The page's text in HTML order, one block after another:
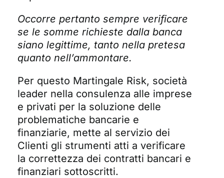
Occorre pertanto sempre verificare
se le somme richieste dalla banca
siano legittime, tanto nella pretesa
quanto nell’ammontare.
Per questo Martingale Risk, società
leader nella consulenza alle imprese
e privati per la soluzione delle
problematiche bancarie e
finanziarie, mette al servizio dei
Clienti gli strumenti atti a verificare
la correttezza dei contratti bancari e
finanziari sottoscritti.